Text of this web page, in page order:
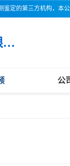
三亚市吉奥普建设工程质量检测有限公司陕西分公司
公